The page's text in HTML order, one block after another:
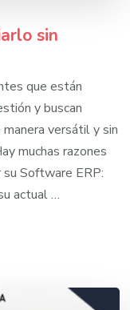
sin
que están
y buscan
versátil y sin
muchas razones
su Software ERP:
actual …